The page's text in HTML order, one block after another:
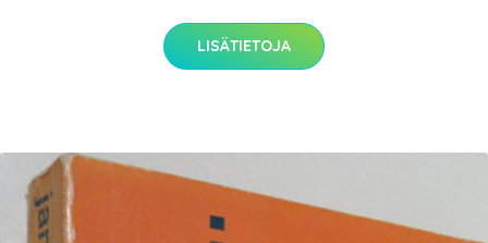
LISÄTIETOJA